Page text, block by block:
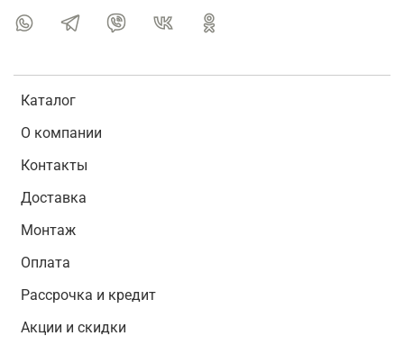
Каталог
О компании
Контакты
Доставка
Монтаж
Оплата
Рассрочка и кредит
Акции и скидки